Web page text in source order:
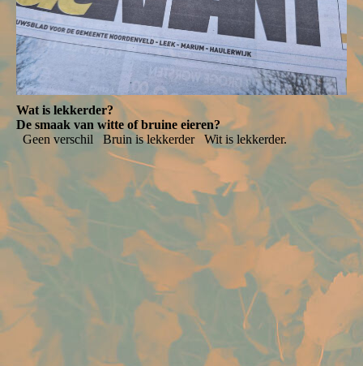
Wat is lekkerder?
De smaak van witte of bruine eieren?
Geen verschil
Bruin is lekkerder Wit is lekkerder.